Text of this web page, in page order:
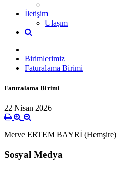
İletişim
Ulaşım
Birimlerimiz
Faturalama Birimi
Faturalama Birimi
22 Nisan 2026
Merve ERTEM BAYRİ (Hemşire)
Sosyal Medya